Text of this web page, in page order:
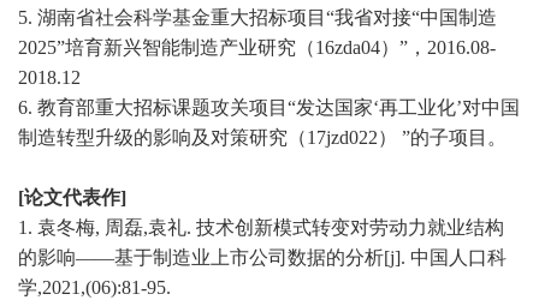
5. 湖南省社会科学基金重大招标项目 “我省对接“中国制造
2025”培育新兴智能制造产业研究（16zda04）”，2016.08-
2018.12
6. 教育部重大招标课题攻关项目 “发达国家‘再工业化’对中国
制造转型升级的影响及对策研究（17jzd022） ”的子项目 。
[论文代表作]
1. 袁冬梅, 周磊,袁礼. 技术创新模式转变对劳动力就业结构
的影响——基于制造业上市公司数据的分析[j]. 中国人口科
学,2021,(06):81-95.